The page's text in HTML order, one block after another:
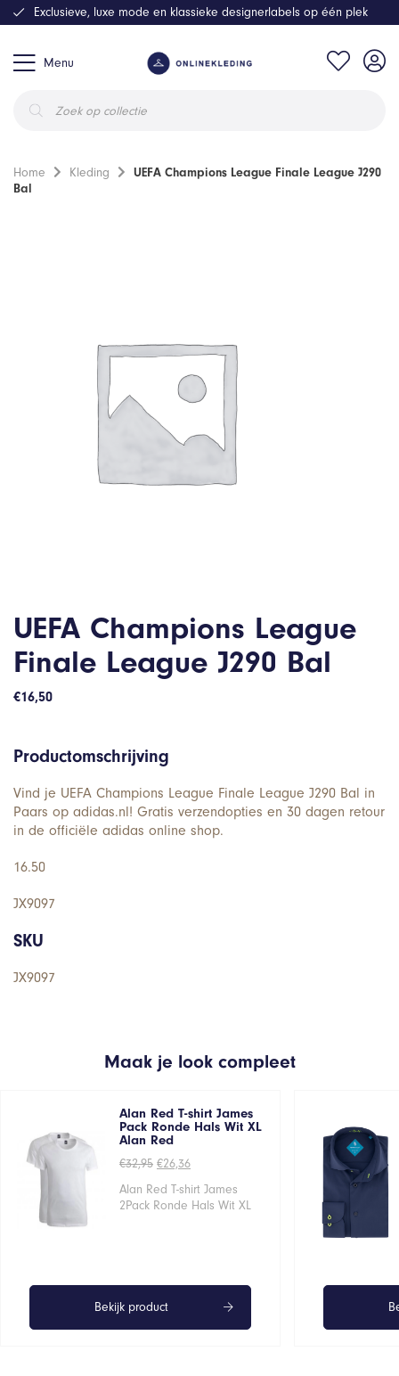
Menu
zoeken
Exclusieve, luxe mode en klassieke designerlabels op één plek
Home Kleding
UEFA Champions League Finale League J290
Bal
UEFA Champions League
Finale League J290 Bal
€16,50
Productomschrijving
Vind je UEFA Champions League Finale League J290 Bal in
Paars op adidas.nl! Gratis verzendopties en 30 dagen retour
in de officiële adidas online shop.
16.50
JX9097
SKU
JX9097
Maak je look compleet
Alan Red T-shirt James
Pack Ronde Hals Wit XL
Alan Red
€32,95 Oorspronkelijke
was:
€32,95.
€26,36Huidige
is:
€26,36.
Alan Red T-shirt James
2Pack Ronde Hals Wit XL
Bekijk product